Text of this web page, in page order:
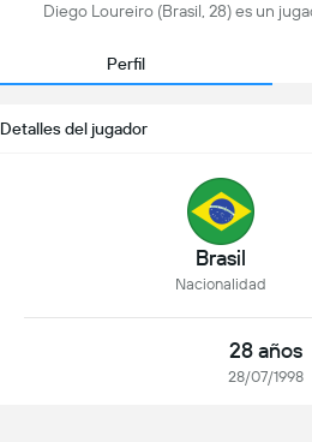
Diego Loureiro (Brasil, 28) es un
Perfil
Detalles del jugador
Brasil
Nacionalidad
28 años
28/07/1998